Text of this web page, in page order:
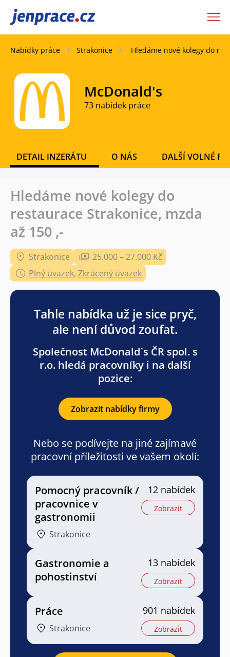
JenPráce.cz
Nabídky práce Strakonice Hledáme nové kolegy do
McDonald's
73 nabídek práce
DETAIL INZERÁTU O NÁS DALŠÍ VOLNÉ
Hledáme nové kolegy do
restaurace Strakonice, mzda
až 150 ,-
Strakonice
25.000 – 27.000 Kč
Plný úvazek, Zkrácený úvazek
Tahle nabídka už je sice pryč,
ale není důvod zoufat.
Společnost McDonald`s ČR spol. s
r.o. hledá pracovníky i na další
pozice:
Zobrazit nabídky firmy
Nebo se podívejte na jiné zajímavé
pracovní příležitosti ve vašem okolí:
Pomocný pracovník /
pracovnice v
gastronomii
Strakonice
12 nabídek
Zobrazit
Gastronomie a
pohostinství
13 nabídek
Zobrazit
Práce
Strakonice
901 nabídek
Zobrazit